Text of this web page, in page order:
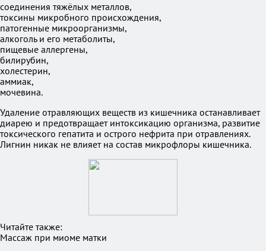
соединения тяжёлых металлов,
токсины микробного происхождения,
патогенные микроорганизмы,
алкоголь и его метаболиты,
пищевые аллергены,
билирубин,
холестерин,
аммиак,
мочевина.
Удаление отравляющих веществ из кишечника останавливает
диарею и предотвращает интоксикацию организма, развитие
токсического гепатита и острого нефрита при отравлениях.
Лигнин никак не влияет на состав микрофлоры кишечника.
Читайте также:
Массаж при миоме матки